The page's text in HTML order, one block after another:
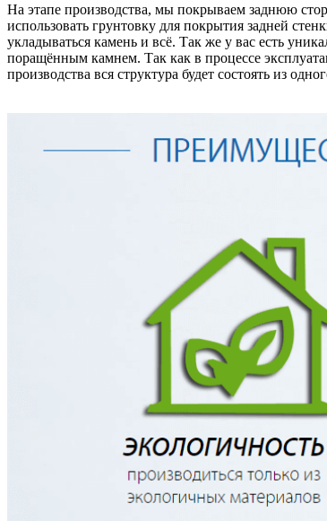
На этапе производства, мы покрываем заднюю
использовать грунтовку для покрытия задней
укладываться камень и всё. Так же у вас есть
поращённым камнем. Так как в процессе
производства вся структура будет состоять из